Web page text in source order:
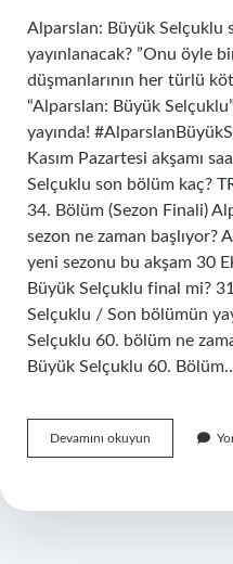
Alparslan: Büyük Selçuklu
yayınlanacak? ”Onu öyle
düşmanlarının her türlü
“Alparslan: Büyük
yayında!
Kasım Pazartesi akşamı
Selçuklu son bölüm kaç?
34. Bölüm (Sezon Finali)
sezon ne zaman başlıyor?
yeni sezonu bu akşam 30
Büyük Selçuklu final mi?
Selçuklu / Son bölümün
Selçuklu 60. bölüm ne
Büyük Selçuklu 60.
Devamını okuyun
Büyük
Bölüm